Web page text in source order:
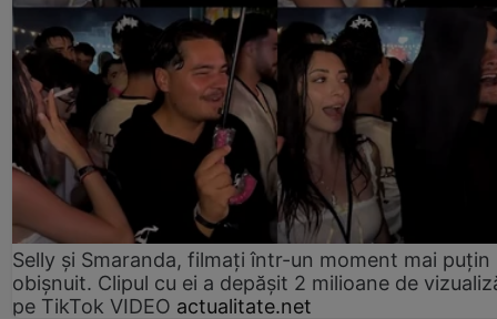
Selly și Smaranda, filmați într-un moment mai puțin
obișnuit. Clipul cu ei a depășit 2 milioane de
pe TikTok VIDEO actualitate.net